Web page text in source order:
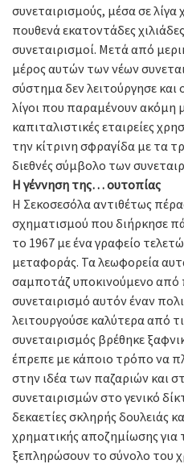
συνεταιρισμούς, μέσα σε
πουθενά εκατοντάδες
συνεταιρισμοί. Μετά από
μέρος αυτών των νέων
σύστημα δεν λειτούργησε
λίγοι που παραμένουν ακόμη
καπιταλιστικές εταιρείες
την κίτρινη σφραγίδα με τα
διεθνές σύμβολο των
Η γέννηση της…ουτοπίας
Η Σεκοσεσόλα αντιθέτως
σχηματισμού που διήρκησε
το 1967 με ένα γραφείο
μεταφοράς. Τα λεωφορεία
σαμποτάζ υποκινούμενο από
συνεταιρισμό αυτόν έναν
λειτουργούσε καλύτερα από
συνεταιρισμός βρέθηκε
έπρεπε με κάποιο τρόπο να
στην ιδέα των παζαριών και
συνεταιρισμών στο γενικό
δεκαετίες σκληρής δουλειάς
χρηματικής αποζημίωσης
ξεπληρώσουν το σύνολο του